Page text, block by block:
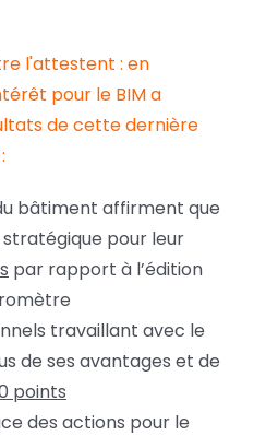
l'attestent : en
pour le BIM a
de cette dernière
bâtiment affirment que
stratégique pour leur
par rapport à l’édition
travaillant avec le
de ses avantages et de
points
des actions pour le